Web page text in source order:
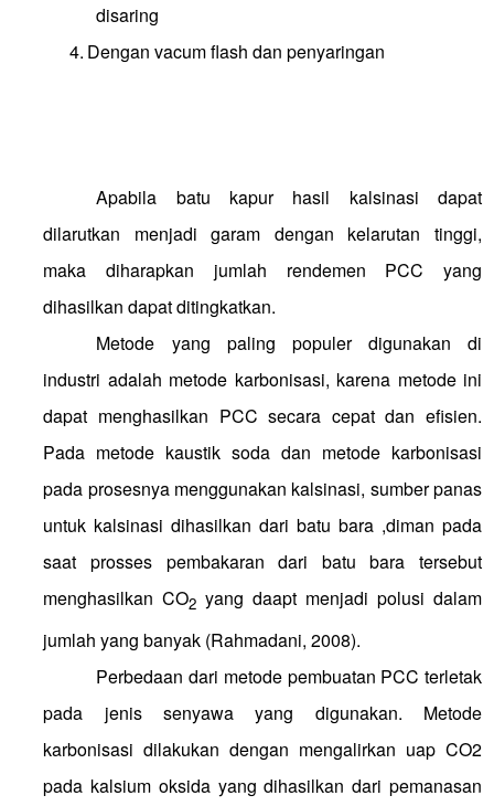
disaring
4. Dengan vacum flash dan penyaringan
Apabila batu kapur hasil kalsinasi dapat
dilarutkan menjadi garam dengan kelarutan tinggi,
maka diharapkan jumlah rendemen PCC yang
dihasilkan dapat ditingkatkan.
Metode yang paling populer digunakan di
industri adalah metode karbonisasi, karena metode ini
dapat menghasilkan PCC secara cepat dan efisien.
Pada metode kaustik soda dan metode karbonisasi
pada prosesnya menggunakan kalsinasi, sumber panas
untuk kalsinasi dihasilkan dari batu bara ,diman pada
saat prosses pembakaran dari batu bara tersebut
menghasilkan CO2yang daapt menjadi polusi dalam
jumlah yang banyak (Rahmadani, 2008).
Perbedaan dari metode pembuatan PCC terletak
pada jenis senyawa yang digunakan. Metode
karbonisasi dilakukan dengan mengalirkan uap CO2
pada kalsium oksida yang dihasilkan dari pemanasan